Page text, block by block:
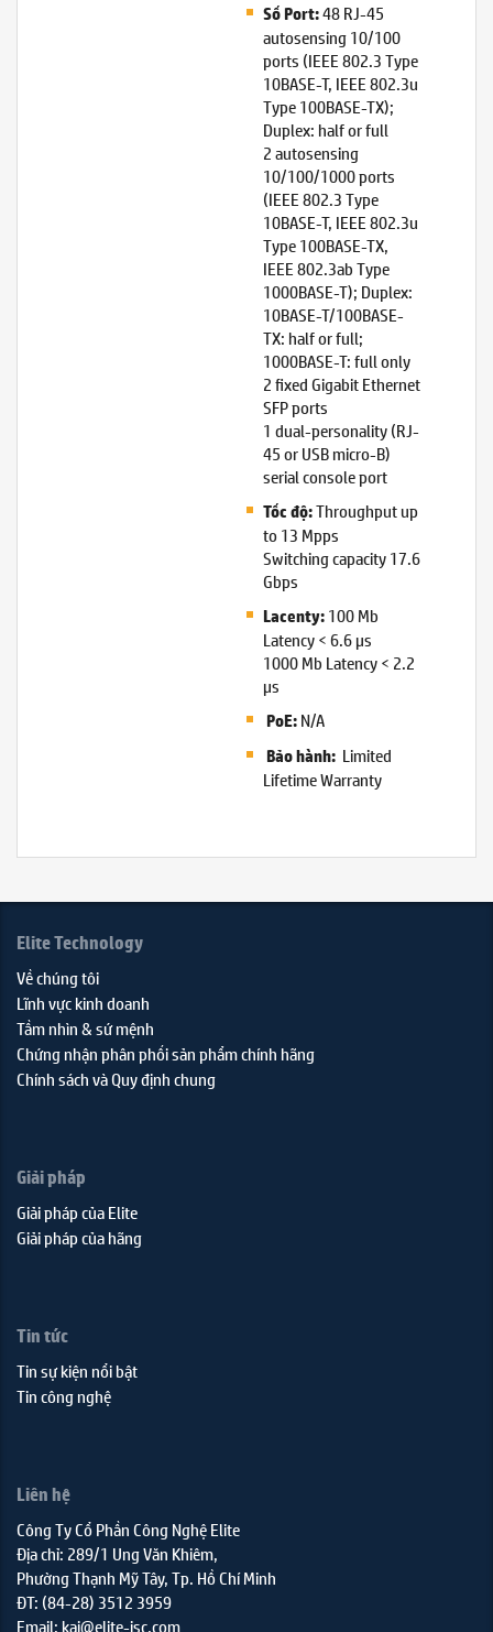
Số Port:48 RJ-45
autosensing 10/100
ports (IEEE 802.3 Type
10BASE-T, IEEE 802.3u
Type 100BASE-TX);
Duplex: half or full
2 autosensing
10/100/1000 ports
(IEEE 802.3 Type
10BASE-T, IEEE 802.3u
Type 100BASE-TX,
IEEE 802.3ab Type
1000BASE-T); Duplex:
10BASE-T/100BASE-
TX: half or full;
1000BASE-T: full only
2 fixed Gigabit Ethernet
SFP ports
1 dual-personality (RJ-
45 or USB micro-B)
serial console port
Tốc độ:Throughput up
to 13 Mpps
Switching capacity 17.6
Gbps
Lacenty:100 Mb
Latency < 6.6 µs
1000 Mb Latency < 2.2
µs
PoE:N/A
Bảo hành: Limited
Lifetime Warranty
Elite Technology
Về chúng tôi
Lĩnh vực kinh doanh
Tầm nhìn & sứ mệnh
Chứng nhận phân phối sản phẩm chính hãng
Chính sách và Quy định chung
Giải pháp
Giải pháp của Elite
Giải pháp của hãng
Tin tức
Tin sự kiện nổi bật
Tin công nghệ
Liên hệ
Công Ty Cổ Phần Công Nghệ Elite
Địa chỉ: 289/1 Ung Văn Khiêm,
Phường Thạnh Mỹ Tây, Tp. Hồ Chí Minh
ĐT: (84-28) 3512 3959
Email: kai@elite-jsc.com